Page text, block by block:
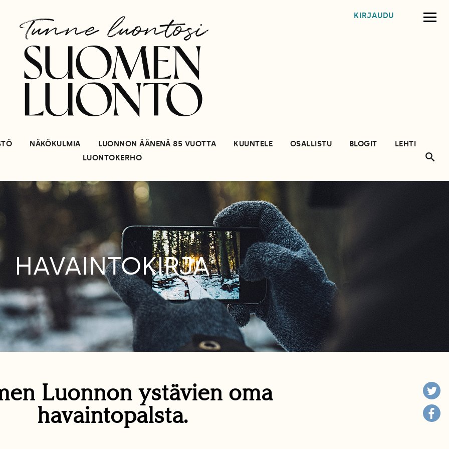
KIRJAUDU
NÄKÖKULMIA LUONNON ÄÄNENÄ 85 VUOTTA KUUNTELE OSALLISTU BLOGIT
LEHTI
LUONTOKERHO
HAVAINTOKIRJA
Luonnon ystävien oma
havaintopalsta.